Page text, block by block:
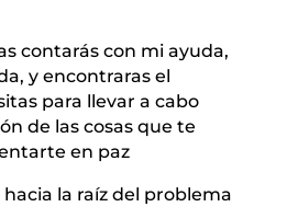
contarás con mi ayuda,
y encontraras el
para llevar a cabo
de las cosas que te
en paz
la raíz del problema